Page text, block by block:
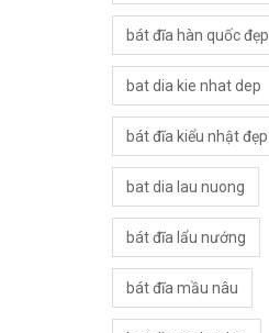
bát đĩa hàn quốc đẹp
bat dia kie nhat dep
bát đĩa kiểu nhật đẹp
bat dia lau nuong
bát đĩa lẩu nướng
bát đĩa mầu nâu